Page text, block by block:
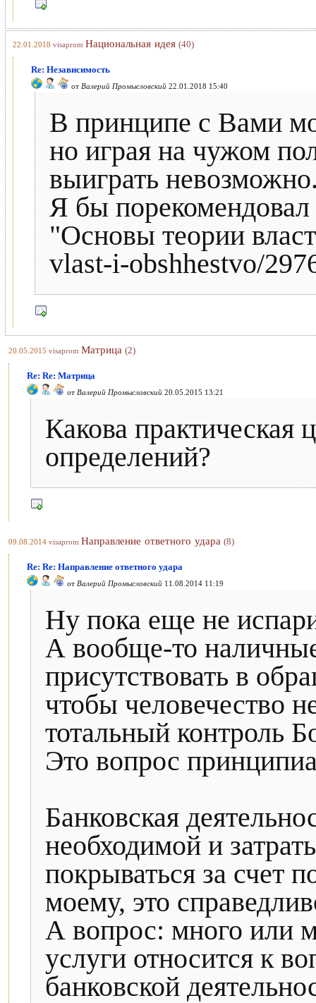
22.01.2018 visaprom Национальная идея (40)
Re: Независимость
от Валерий Промысловский 22.01.2018 15:40
В принципе с Вами
но играя на чужом
выиграть
Я бы
"Основы теории
vlast-i-obshhestvo/
20.05.2015 visaprom Матрица (2)
Re: Re: Матрица
от Валерий Промысловский 20.05.2015 13:21
Какова практическая
определений?
09.08.2014 visaprom Направление ответного удара (8)
Re: Re: Направление ответного удара
от Валерий Промысловский 11.08.2014 11:19
Ну пока еще не
А вообще-то
присутствовать в
чтобы человечество
тотальный контроль
Это вопрос
Банковская
необходимой и
покрываться за счет
моему, это
А вопрос: много или
услуги относится к
банковской